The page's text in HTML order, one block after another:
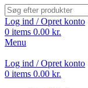
Log ind / Opret konto
0 items 0.00 kr.
Menu
Log ind / Opret konto
0 items 0.00 kr.